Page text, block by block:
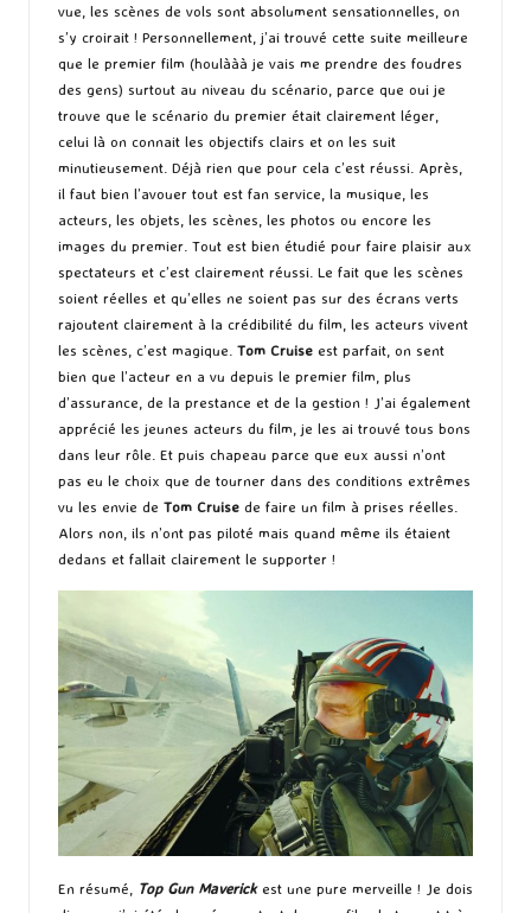
vue, les scènes de vols sont absolument sensationnelles, on
s’y croirait ! Personnellement, j’ai trouvé cette suite meilleure
que le premier film (houlààà je vais me prendre des foudres
des gens) surtout au niveau du scénario, parce que oui je
trouve que le scénario du premier était clairement léger,
celui là on connait les objectifs clairs et on les suit
minutieusement. Déjà rien que pour cela c’est réussi. Après,
il faut bien l’avouer tout est fan service, la musique, les
acteurs, les objets, les scènes, les photos ou encore les
images du premier. Tout est bien étudié pour faire plaisir aux
spectateurs et c’est clairement réussi. Le fait que les scènes
soient réelles et qu’elles ne soient pas sur des écrans verts
rajoutent clairement à la crédibilité du film, les acteurs vivent
les scènes, c’est magique. Tom Cruise est parfait, on sent
bien que l’acteur en a vu depuis le premier film, plus
d’assurance, de la prestance et de la gestion ! J’ai également
apprécié les jeunes acteurs du film, je les ai trouvé tous bons
dans leur rôle. Et puis chapeau parce que eux aussi n’ont
pas eu le choix que de tourner dans des conditions extrêmes
vu les envie de Tom Cruise de faire un film à prises réelles.
Alors non, ils n’ont pas piloté mais quand même ils étaient
dedans et fallait clairement le supporter !
En résumé, Top Gun Maverickest une pure merveille ! Je dois